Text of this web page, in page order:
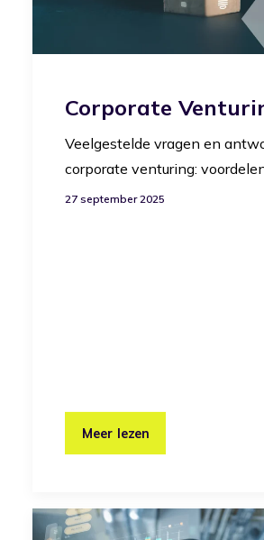
Corporate
Veelgestelde vragen en
corporate venturing:
27 september 2025
Meer lezen